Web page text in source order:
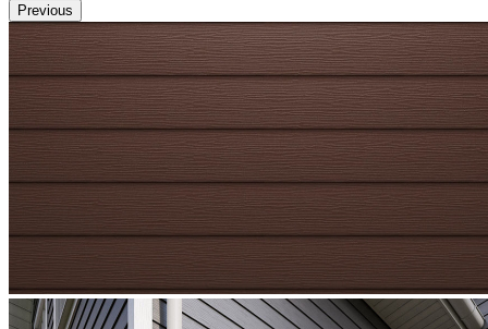
Previous